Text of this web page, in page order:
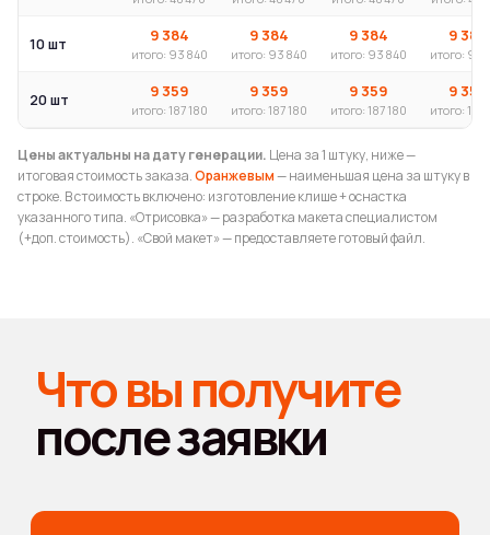
10 шт 9 384
итого: 93 840
9 384
итого: 93 840
9 384
итого: 93 840
9 384
итого: 93
20 шт 9 359
итого: 187 180
9 359
итого: 187 180
9 359
итого: 187 180
9 359
итого: 187
Цены актуальны на дату генерации. Цена за 1 штуку, ниже —
итоговая стоимость заказа.Оранжевым— наименьшая цена за штуку в
строке. В стоимость включено: изготовление клише + оснастка
указанного типа. «Отрисовка» — разработка макета специалистом
(+доп. стоимость). «Свой макет» — предоставляете готовый файл.
выбрать нас для